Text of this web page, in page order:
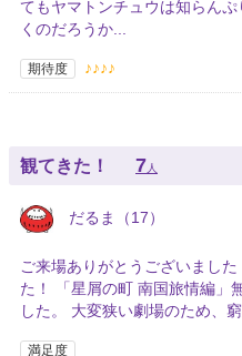
てもヤマトンチュウは知らん
くのだろうか...
期待度 ♪♪♪♪
観てきた！ 7人
だるま（17）
ご来場ありがとうございまし
た！ 「星屑の町 南国旅情編」
した。 大変狭い劇場のため、
満足度